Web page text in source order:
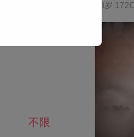
不限
58岁